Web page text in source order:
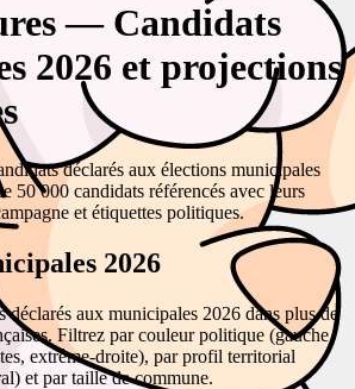
— Candidats
2026 et projections
déclarés aux élections municipales
50 000 candidats référencés avec leurs
et étiquettes politiques.
2026
déclarés aux municipales 2026 dans plus de
Filtrez par couleur politique (gauche,
extrême-droite), par profil territorial
et par taille de commune.